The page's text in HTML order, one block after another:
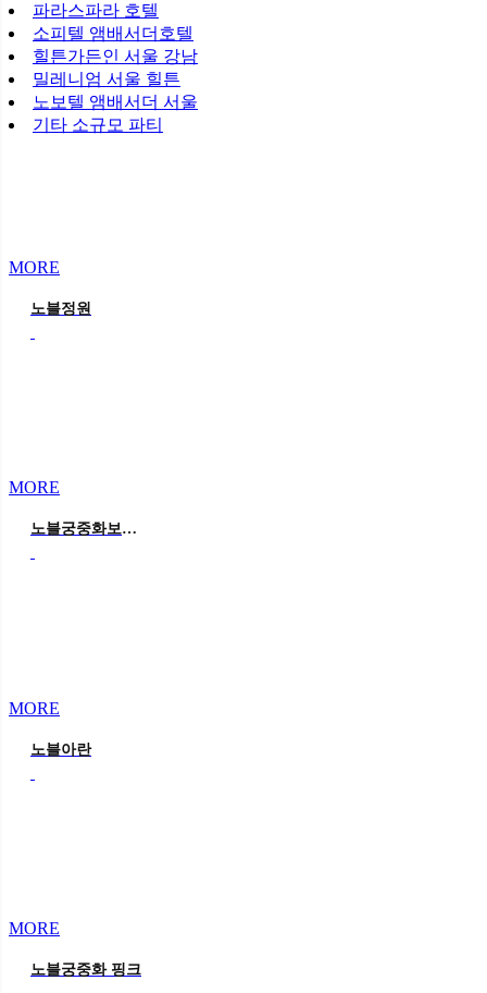
파라스파라 호텔
소피텔 앰배서더호텔
힐튼가든인 서울 강남
밀레니엄 서울 힐튼
노보텔 앰배서더 서울
기타 소규모 파티
MORE
노블정원
MORE
노블궁중화보라컨셉
MORE
노블아란
MORE
노블궁중화 핑크